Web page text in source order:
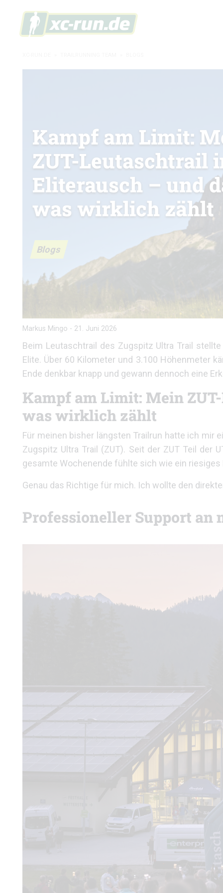
Blogs
Kampf am Limit:
ZUT-Leutaschtrail
Eliterausch – und
was wirklich zählt
Markus Mingo - 21. Juni 2026
Beim Leutaschtrail des Zugspitz Ultra Trail
Elite. Über 60 Kilometer und 3.100 Höhenmeter
Ende denkbar knapp und gewann dennoch eine
Kampf am Limit: Mein
was wirklich zählt
Für meinen bisher längsten Trailrun hatte ich mir
Zugspitz Ultra Trail (ZUT). Seit der ZUT Teil der
gesamte Wochenende fühlte sich wie ein
Genau das Richtige für mich. Ich wollte den
Professioneller Support an